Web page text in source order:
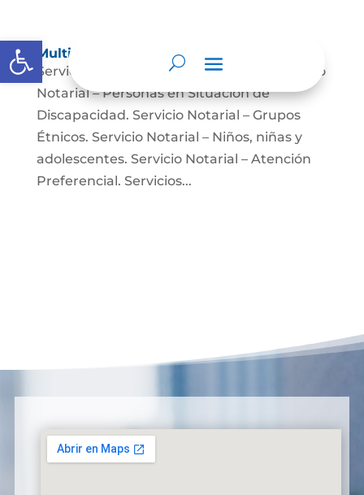
Abrir barra de herramientas
Multimedia
Servicio Notarial – Fuerzas Militares. Servicio
Notarial – Personas en Situación de
Discapacidad. Servicio Notarial – Grupos
Étnicos. Servicio Notarial – Niños, niñas y
adolescentes. Servicio Notarial – Atención
Preferencial. Servicios...